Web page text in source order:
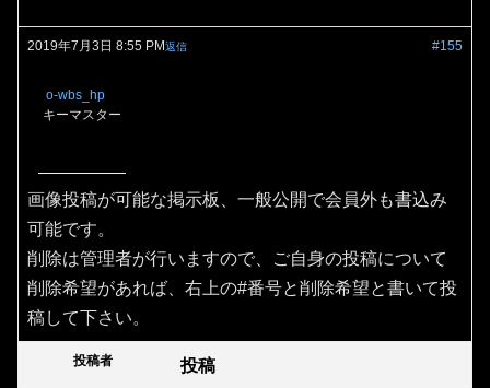
2019年7月3日 8:55 PM #155
返信
o-wbs_hp
キーマスター
画像投稿が可能な掲示板、一般公開で会員外も書込み
可能です。
削除は管理者が行いますので、ご自身の投稿について
削除希望があれば、右上の#番号と削除希望と書いて投
稿して下さい。
投稿者 投稿